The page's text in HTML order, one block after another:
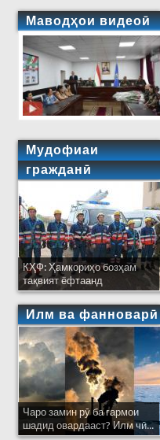
Маводҳои видеоӣ
Мудофиаи
гражданӣ
КҲФ: Ҳамкориҳо бозҳам
тақвият ёфтаанд
Илм ва фанноварӣ
Чаро замин рӯ ба гармои
шадид овардааст? Илм чӣ...